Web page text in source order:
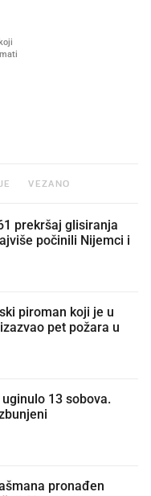
VEZANO
prekršaj glisiranja
počinili Nijemci i
piroman koji je u
pet požara u
13 sobova.
pronađen